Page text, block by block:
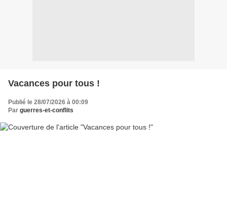
Vacances pour tous !
Publié le 28/07/2026 à 00:09
Par guerres-et-conflits